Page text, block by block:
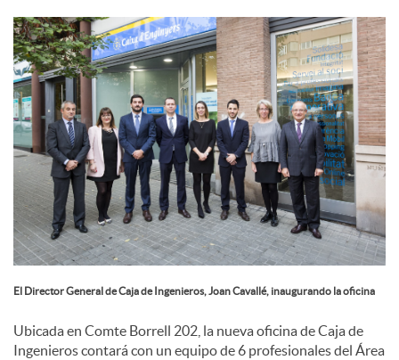
a
l
e
s
El Director General de Caja de Ingenieros, Joan Cavallé, inaugurando la oficina
Ubicada en Comte Borrell 202, la nueva oficina de Caja de
Ingenieros contará con un equipo de 6 profesionales del Área